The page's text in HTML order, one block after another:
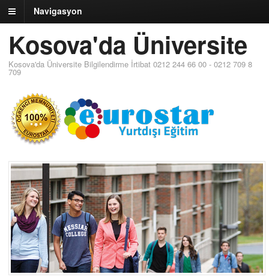
Navigasyon
Kosova'da Üniversite
Kosova'da Üniversite Bilgilendirme İrtibat 0212 244 66 00 - 0212 709 8
709